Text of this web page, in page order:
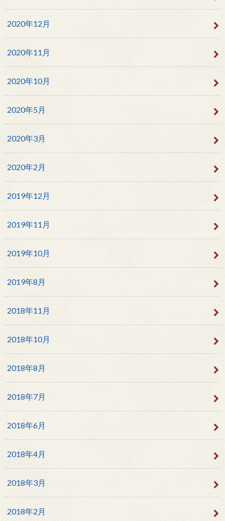
2020年12月
2020年11月
2020年10月
2020年5月
2020年3月
2020年2月
2019年12月
2019年11月
2019年10月
2019年8月
2018年11月
2018年10月
2018年8月
2018年7月
2018年6月
2018年4月
2018年3月
2018年2月